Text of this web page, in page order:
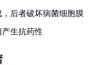
，后者破坏病菌细胞膜
产生抗药性